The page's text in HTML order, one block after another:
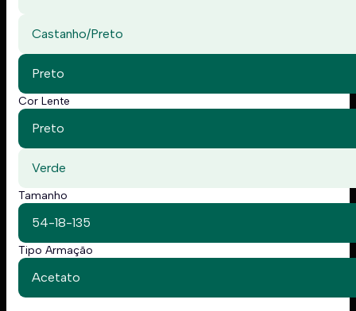
Castanho/Preto
Preto
Cor Lente
Preto
Verde
Tamanho
54-18-135
Tipo Armação
Acetato